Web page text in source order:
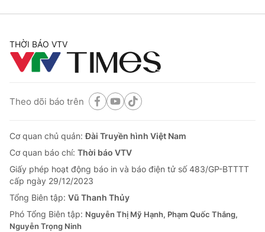
THỜI BÁO VTV
Theo dõi báo trên
Cơ quan chủ quản:Đài Truyền hình Việt Nam
Cơ quan báo chí: Thời báo VTV
Giấy phép hoạt động báo in và báo điện tử số 483/GP-BTTTT
cấp ngày 29/12/2023
Tổng Biên tập: Vũ Thanh Thủy
Phó Tổng Biên tập: Nguyễn Thị Mỹ Hạnh, Phạm Quốc Thắng,
Nguyễn Trọng Ninh